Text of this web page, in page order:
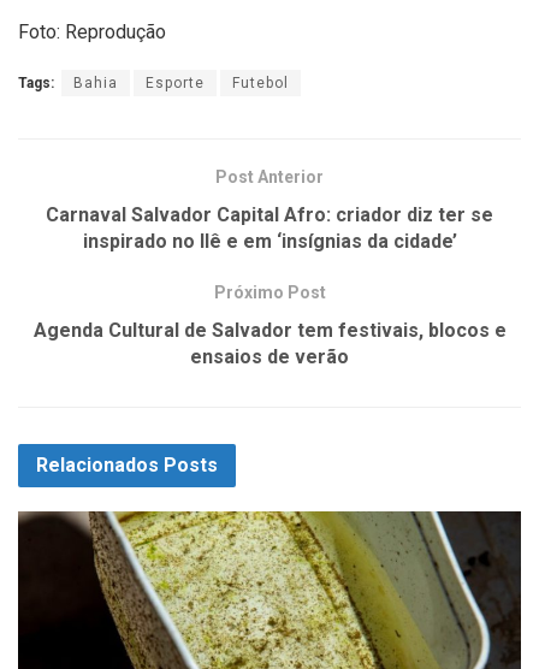
Foto: Reprodução
Tags: Bahia Esporte Futebol
Post Anterior
Carnaval Salvador Capital Afro: criador diz ter se
inspirado no Ilê e em ‘insígnias da cidade’
Próximo Post
Agenda Cultural de Salvador tem festivais, blocos e
ensaios de verão
Relacionados Posts